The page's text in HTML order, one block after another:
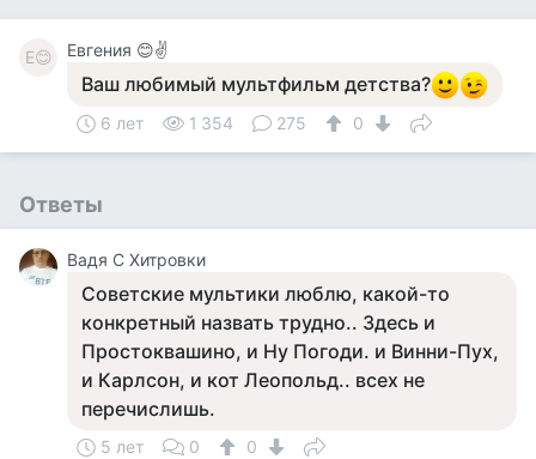
Е😊 Евгения 😊✌
Ваш любимый мультфильм детства?
6 лет 1 354 275 0
Ответы
Вадя С Хитровки
Советские мультики люблю, какой-то
конкретный назвать трудно.. Здесь и
Простоквашино, и Ну Погоди. и Винни-Пух,
и Карлсон, и кот Леопольд.. всех не
перечислишь.
5 лет 0 0